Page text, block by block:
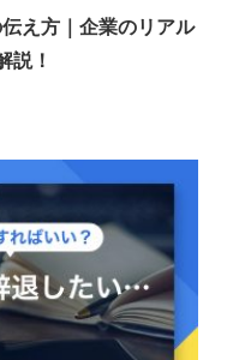
え方｜企業のリアル
説！